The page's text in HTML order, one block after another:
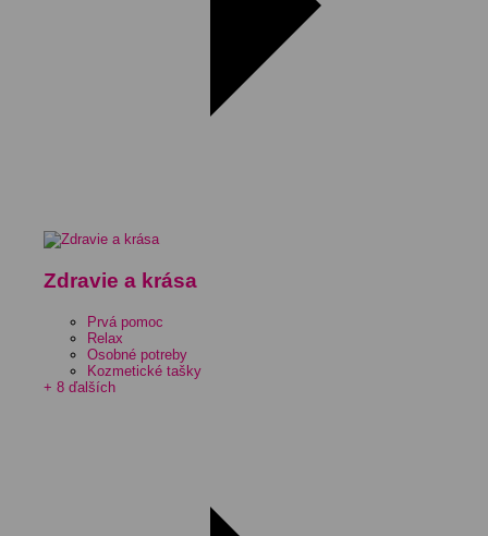
Zdravie a krása
Prvá pomoc
Relax
Osobné potreby
Kozmetické tašky
+ 8 ďalších